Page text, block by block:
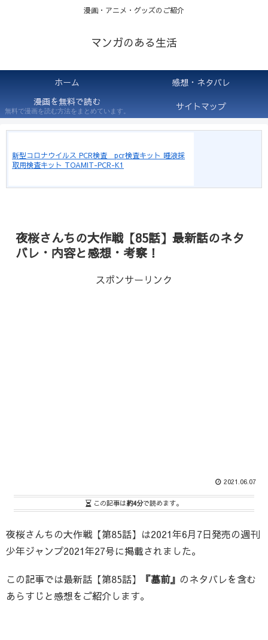
漫画・アニメ・グッズのご紹介
マンガのある生活
ホーム
感想・ネタバレ
漫画を無料で読む
無料で漫画を読む方法をまとめています。 サイトマップ
新型コロナウイルス PCR検査 pcr検査キット 唾液採
取用検査キット TOAMIT-PCR-K1
夜桜さんちの大作戦【85話】最新話のネタ
バレ・内容と感想・考察！
スポンサーリンク
2021.06.07
この記事は約4分で読めます。
夜桜さんちの大作戦【第85話】は2021年6月7日発売の週刊
少年ジャンプ2021年27号に掲載されました。
この記事では最新話【第85話】 『墓前』 のネタバレを含む
あらすじと感想をご紹介します。